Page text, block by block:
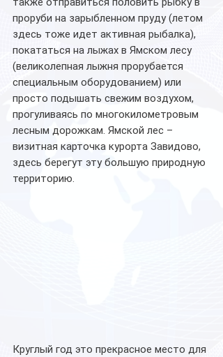
проруби на зарыбленном пруду (летом
здесь тоже идет активная рыбалка),
покататься на лыжах в Ямском лесу
(великолепная лыжня прорубается
специальным оборудованием) или
просто подышать свежим воздухом,
прогуливаясь по многокилометровым
лесным дорожкам. Ямской лес –
визитная карточка курорта Завидово,
здесь берегут эту большую природную
территорию.
Круглый год это прекрасное место для